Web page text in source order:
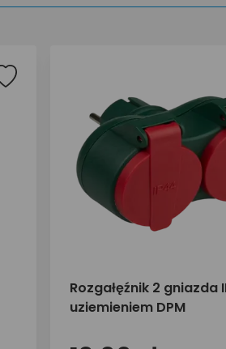
Rozgałęźnik 2 gniazda
uziemieniem DPM